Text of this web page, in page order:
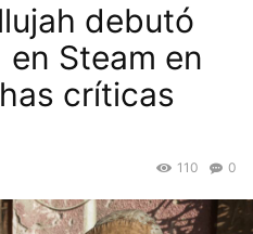
debutó
en Steam en
críticas
0
110